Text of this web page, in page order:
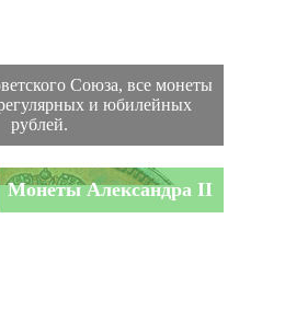
Союза, все монеты
и юбилейных
рублей.
Монеты Александра II